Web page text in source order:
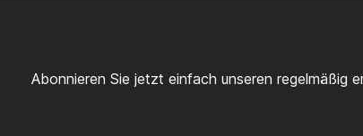
Abonnieren Sie jetzt einfach unseren regelmäßig